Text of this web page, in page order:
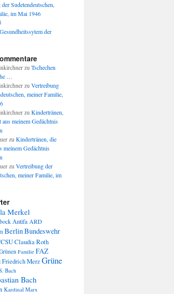
Sudetendeutschen,
im Mai 1946
der
zu Tschechen
…
zu Vertreibung
meiner Familie,
zu Kindertränen,
meinem Gedächtnis
zu Kindertränen, die
meinem Gedächtnis
zu Vertreibung der
meiner Familie, im
Merkel
Antifa ARD
BerlinBundeswehr
Claudia Roth
Familie FAZ
Friedrich MerzGrüne
Bach
Bach
Kardinal Marx